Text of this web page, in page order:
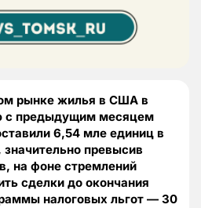
рынке жилья в США в
с предыдущим месяцем
6,54 мле единиц в
превысив
на фоне стремлений
сделки до окончания
налоговых льгот — 30